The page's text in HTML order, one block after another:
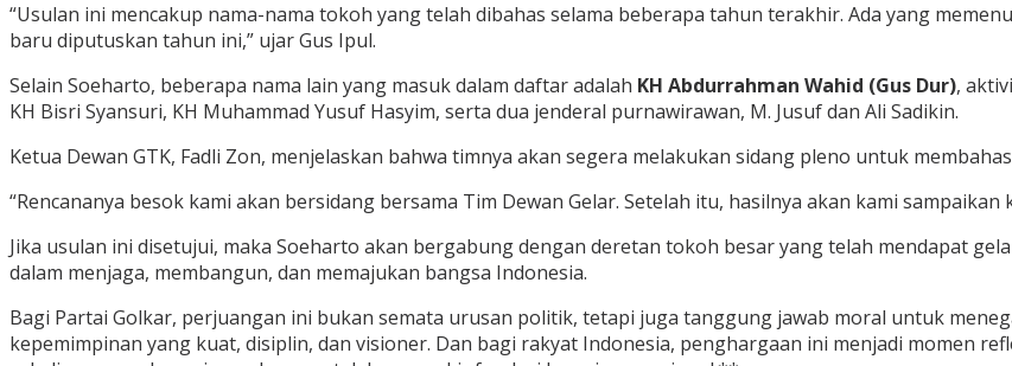
“Usulan ini mencakup nama-nama tokoh yang telah dibahas selama beberapa tahun terakhir. Ada yang
baru diputuskan tahun ini,” ujar Gus Ipul.
Selain Soeharto, beberapa nama lain yang masuk dalam daftar adalah KH Abdurrahman Wahid (Gus Dur),
KH Bisri Syansuri, KH Muhammad Yusuf Hasyim, serta dua jenderal purnawirawan, M. Jusuf dan Ali Sadikin.
Ketua Dewan GTK, Fadli Zon, menjelaskan bahwa timnya akan segera melakukan sidang pleno untuk
“Rencananya besok kami akan bersidang bersama Tim Dewan Gelar. Setelah itu, hasilnya akan kami
Jika usulan ini disetujui, maka Soeharto akan bergabung dengan deretan tokoh besar yang telah mendapat
dalam menjaga, membangun, dan memajukan bangsa Indonesia.
Bagi Partai Golkar, perjuangan ini bukan semata urusan politik, tetapi juga tanggung jawab moral untuk
kepemimpinan yang kuat, disiplin, dan visioner. Dan bagi rakyat Indonesia, penghargaan ini menjadi momen